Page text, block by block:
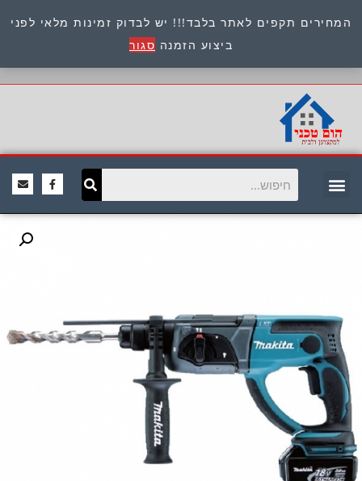
המחירים תקפים לאתר בלבד!!! יש לבדוק זמינות מלאי לפני
ביצוע הזמנה סגור
כתובת : היוזמים 9 אור יהודה שירות לקוחות 054-
8945722